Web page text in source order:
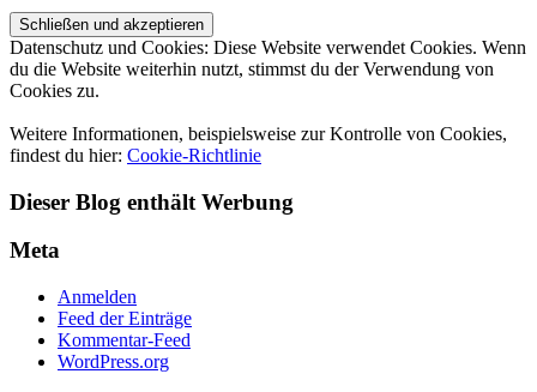
Datenschutz und Cookies: Diese Website verwendet Cookies. Wenn
du die Website weiterhin nutzt, stimmst du der Verwendung von
Cookies zu.
Weitere Informationen, beispielsweise zur Kontrolle von Cookies,
findest du hier: Cookie-Richtlinie
Dieser Blog enthält Werbung
Meta
Anmelden
Feed der Einträge
Kommentar-Feed
WordPress.org